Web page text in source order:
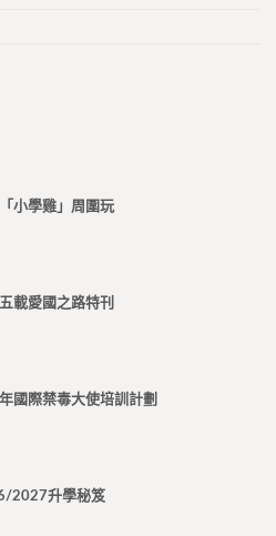
小學雞」周圍玩
載愛國之路特刊
國際禁毒大使培訓計劃
2027升學秘笈